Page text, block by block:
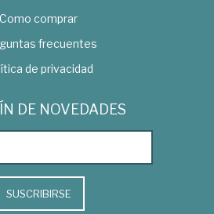
Como comprar
frecuentes
de privacidad
DE NOVEDADES
SUSCRIBIRSE